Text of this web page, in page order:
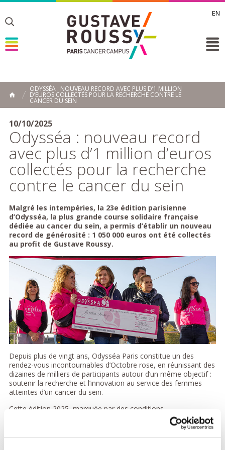
EN
Toggle
Toggle
ACCUEIL
ODYSSÉA : NOUVEAU RECORD AVEC PLUS D’1 MILLION
D’EUROS COLLECTÉS POUR LA RECHERCHE CONTRE LE
CANCER DU SEIN
10/10/2025
Odysséa : nouveau record
avec plus d’1 million d’euros
collectés pour la recherche
contre le cancer du sein
Malgré les intempéries, la 23e édition parisienne
d’Odysséa, la plus grande course solidaire française
dédiée au cancer du sein, a permis d’établir un nouveau
record de générosité : 1 050 000 euros ont été collectés
au profit de Gustave Roussy.
Depuis plus de vingt ans, Odysséa Paris constitue un des
rendez-vous incontournables d’Octobre rose, en réunissant des
dizaines de milliers de participants autour d’un même objectif :
soutenir la recherche et l’innovation au service des femmes
atteintes d’un cancer du sein.
Cette édition 2025, marquée par des conditions
météorologiques difficiles et l’annulation de la journée de
samedi, a pourtant rassemblé 50 000 participants qui ont